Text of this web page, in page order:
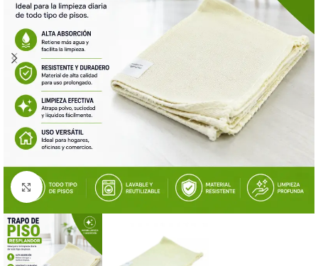
Click to enlarge